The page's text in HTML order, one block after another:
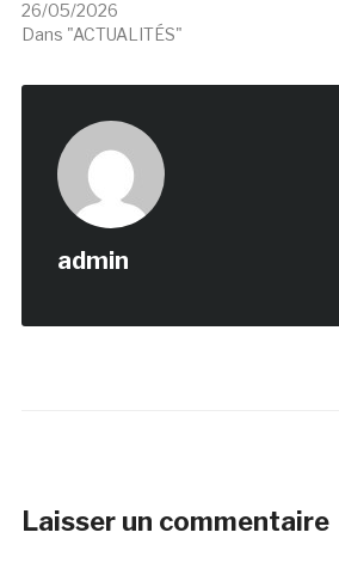
26/05/2026
Dans "ACTUALITÉS"
admin
Laisser un commentaire